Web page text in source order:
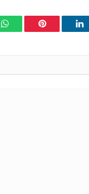
WhatsAppPinterest